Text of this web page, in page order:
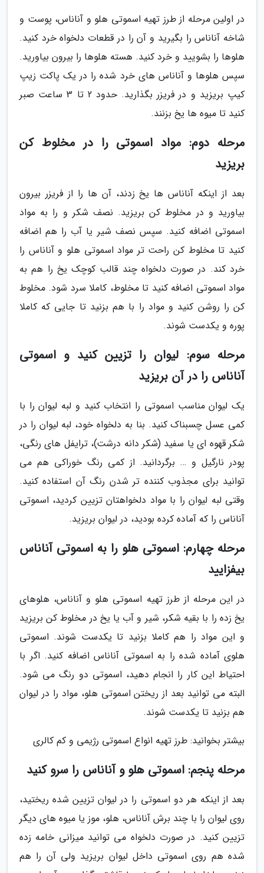
در اولین مرحله از طرز تهیه اسموتی هلو و آناناس، پوست و
شاخه آناناس را بگیرید و آن را در قطعات دلخواه خرد کنید.
هلوها را بشویید و خرد کنید. هسته هلوها را بیرون بیاورید.
سپس هلوها و آناناس های خرد شده را در یک پاکت زیپ
کیپ بریزید و در فریزر بگذارید. حدود 2 تا 3 ساعت صبر
کنید تا میوه ها یخ بزنند.
مرحله دوم: مواد اسموتی را در مخلوط کن
بریزید
بعد از اینکه آناناس ها یخ زدند، آن ها را از فریزر بیرون
بیاورید و در مخلوط کن بریزید. نصف شکر و را به مواد
اسموتی اضافه کنید. سپس نصف شیر یا آب را هم اضافه
کنید تا مخلوط کن راحت تر مواد اسموتی هلو و آناناس را
خرد کند. در صورت دلخواه چند قالب کوچک یخ را هم به
مواد اسموتی اضافه کنید تا مخلوط، کاملا سرد شود. مخلوط
کن را روشن کنید و مواد را با هم بزنید تا جایی که کاملا
پوره و یکدست شوند.
مرحله سوم: لیوان را تزیین کنید و اسموتی
آناناس را در آن بریزید
یک لیوان مناسب اسموتی را انتخاب کنید و لبه لیوان را با
کمی عسل چسبناک کنید. بنا به دلخواه خود، لبه لیوان را در
شکر قهوه ای یا سفید (شکر دانه درشت)، ترایفل های رنگی،
پودر نارگیل و … برگردانید. از کمی رنگ خوراکی هم می
توانید برای مجذوب کننده تر شدن رنگ آن استفاده کنید.
وقتی لبه لیوان را با مواد دلخواهتان تزیین کردید، اسموتی
آناناس را که آماده کرده بودید، در لیوان بریزید.
مرحله چهارم: اسموتی هلو را به اسموتی آناناس
بیفزایید
در این مرحله از طرز تهیه اسموتی هلو و آناناس، هلوهای
یخ زده را با بقیه شکر، شیر و آب یا یخ در مخلوط کن بریزید
و این مواد را هم کاملا بزنید تا یکدست شوند. اسموتی
هلوی آماده شده را به اسموتی آناناس اضافه کنید. اگر با
احتیاط این کار را انجام دهید، اسموتی دو رنگ می شود.
البته می توانید بعد از ریختن اسموتی هلو، مواد را در لیوان
هم بزنید تا یکدست شوند.
بیشتر بخوانید: طرز تهیه انواع اسموتی رژیمی و کم کالری
مرحله پنجم: اسموتی هلو و آناناس را سرو کنید
بعد از اینکه هر دو اسموتی را در لیوان تزیین شده ریختید،
روی لیوان را با چند برش آناناس، هلو، موز یا میوه های دیگر
تزیین کنید. در صورت دلخواه می توانید میزانی خامه زده
شده هم روی اسموتی داخل لیوان بریزید ولی آن را هم